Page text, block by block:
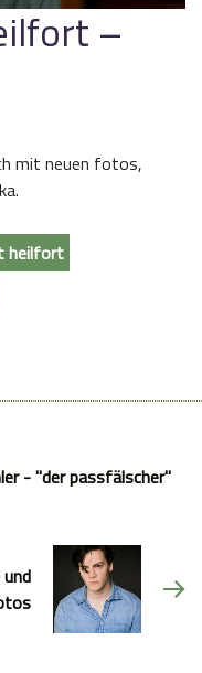
–
mit neuen fotos,
heilfort
- "der passfälscher"